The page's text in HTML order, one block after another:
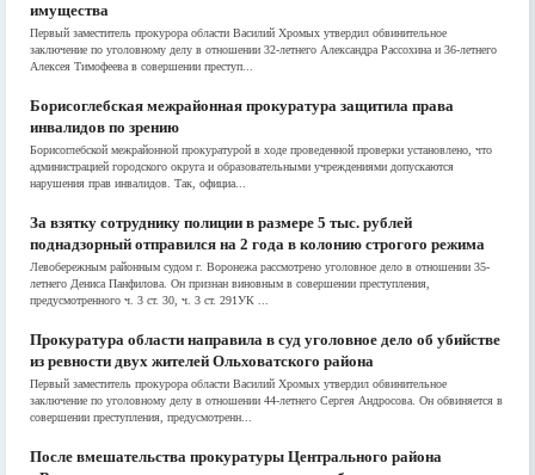
имущества
Первый заместитель прокурора области Василий Хромых утвердил обвинительное
заключение по уголовному делу в отношении 32-летнего Александра Рассохина и 36-летнего
Алексея Тимофеева в совершении преступ...
Борисоглебская межрайонная прокуратура защитила права
инвалидов по зрению
Борисоглебской межрайонной прокуратурой в ходе проведенной проверки установлено, что
администрацией городского округа и образовательными учреждениями допускаются
нарушения прав инвалидов. Так, официа...
За взятку сотруднику полиции в размере 5 тыс. рублей
поднадзорный отправился на 2 года в колонию строгого режима
Левобережным районным судом г. Воронежа рассмотрено уголовное дело в отношении 35-
летнего Дениса Панфилова. Он признан виновным в совершении преступления,
предусмотренного ч. 3 ст. 30, ч. 3 ст. 291УК ...
Прокуратура области направила в суд уголовное дело об убийстве
из ревности двух жителей Ольховатского района
Первый заместитель прокурора области Василий Хромых утвердил обвинительное
заключение по уголовному делу в отношении 44-летнего Сергея Андросова. Он обвиняется в
совершении преступления, предусмотренн...
После вмешательства прокуратуры Центрального района